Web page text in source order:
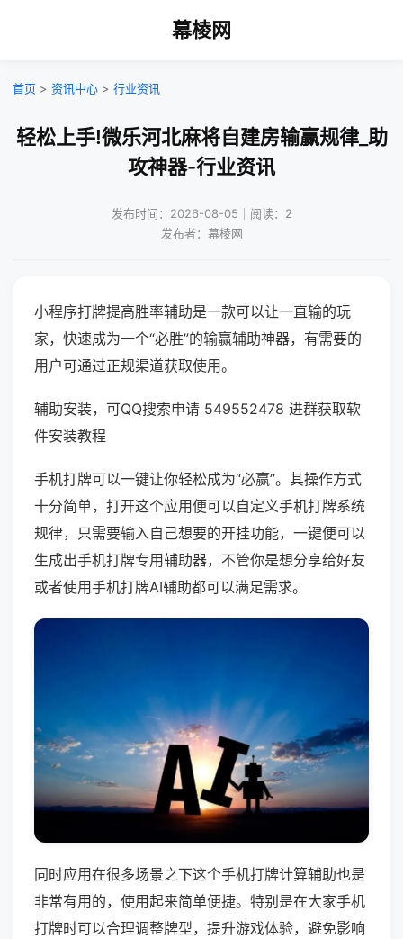
幕棱网
首页 > 资讯中心 > 行业资讯
轻松上手!微乐河北麻将自建房输赢规律_助
攻神器-行业资讯
发布时间：2026-08-05｜阅读：2
发布者：幕棱网
小程序打牌提高胜率辅助是一款可以让一直输的玩
家，快速成为一个“必胜”的输赢辅助神器，有需要的
用户可通过正规渠道获取使用。
辅助安装，可QQ搜索申请 549552478 进群获取软
件安装教程
手机打牌可以一键让你轻松成为“必赢”。其操作方式
十分简单，打开这个应用便可以自定义手机打牌系统
规律，只需要输入自己想要的开挂功能，一键便可以
生成出手机打牌专用辅助器，不管你是想分享给好友
或者使用手机打牌AI辅助都可以满足需求。
同时应用在很多场景之下这个手机打牌计算辅助也是
非常有用的，使用起来简单便捷。特别是在大家手机
打牌时可以合理调整牌型，提升游戏体验，避免影响